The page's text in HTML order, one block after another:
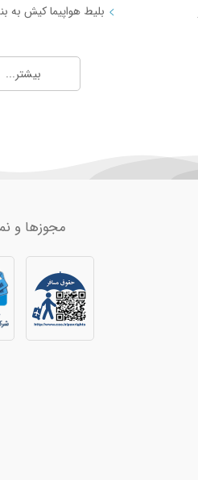
بلیط هواپیما کیش به
بیشتر...
مجوزها و